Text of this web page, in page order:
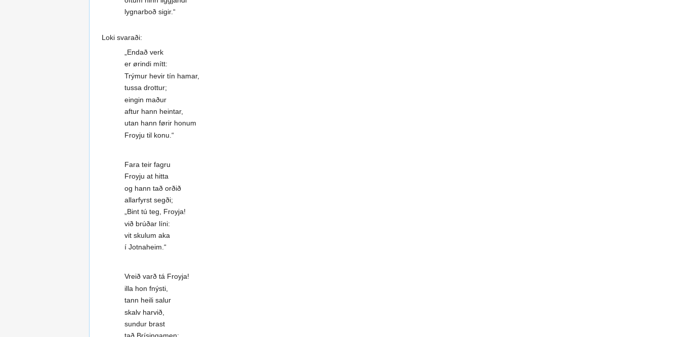
lygnarboð sigir.“
Loki svaraði:
„Endað verk
er ørindi mítt:
Trýmur hevir tín hamar,
tussa drottur;
eingin maður
aftur hann heintar,
utan hann førir honum
Froyju til konu.“
Fara teir fagru
Froyju at hitta
og hann tað orðið
allarfyrst segði;
„Bint tú teg, Froyja!
við brúðar líni:
vit skulum aka
í Jotnaheim.“
Vreið varð tá Froyja!
illa hon fnýsti,
tann heili salur
skalv harvið,
sundur brast